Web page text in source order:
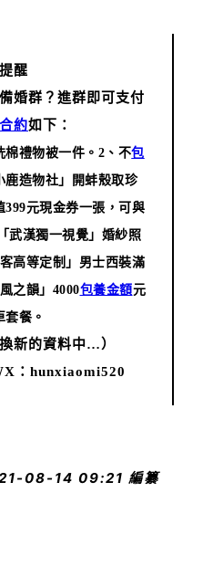
醒
婚群？ 進群即可支付
約如下：
禮物被一件。 2、不包
鹿造物社」開蚌殼取珍
399元現金券一張，可與
武漢獨一視覺」婚紗照
高等定制」男士西裝滿
之韻」4000包養金額元
套餐。
新的資料中…）
：hunxiaomi520
08-14 09:21 編纂